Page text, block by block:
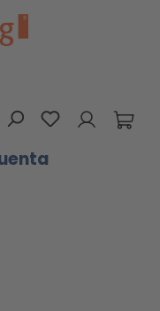
Tienes 0